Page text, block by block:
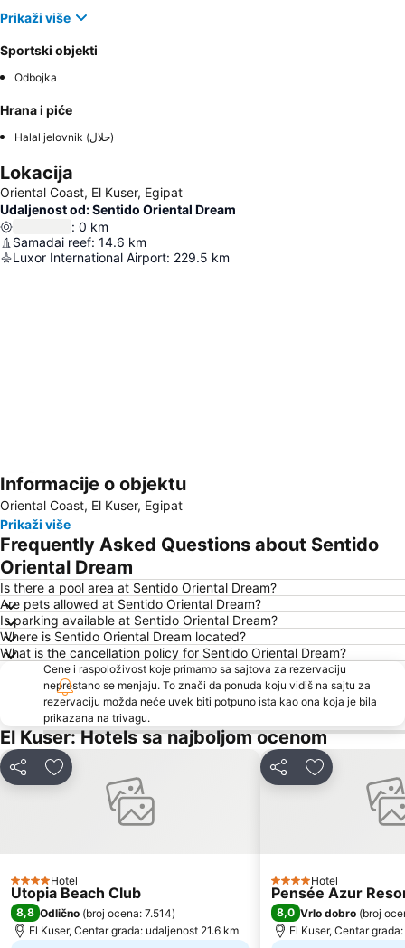
Prikaži više
Sportski objekti
Odbojka
Hrana i piće
Halal jelovnik (حلال)
Lokacija
Oriental Coast, El Kuser, Egipat
Udaljenost od: Sentido Oriental Dream
: 0 km
Samadai reef: 14.6 km
Luxor International Airport: 229.5 km
Proširi mapu
Informacije o objektu
Oriental Coast, El Kuser, Egipat
Prikaži više
Frequently Asked Questions about Sentido
Oriental Dream
Is there a pool area at Sentido Oriental Dream?
Are pets allowed at Sentido Oriental Dream?
Is parking available at Sentido Oriental Dream?
Where is Sentido Oriental Dream located?
What is the cancellation policy for Sentido Oriental Dream?
Cene i raspoloživost koje primamo sa sajtova za rezervaciju
neprestano se menjaju. To znači da ponuda koju vidiš na sajtu za
rezervaciju možda neće uvek biti potpuno ista kao ona koja je bila
prikazana na trivagu.
El Kuser: Hotels sa najboljom ocenom
Deli Dodati u favorite
4 Zvezdice
Hotel
Utopia Beach Club
8,8 Odlično (broj ocena: 7.514)
El Kuser, Centar grada: udaljenost 21.6 km
Deli Dodati u
4 Zvezdice
Hotel
Pensée Azur
8,0 Vrlo dobro (broj
El Kuser, Centar